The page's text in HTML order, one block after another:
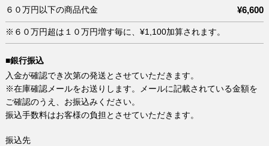
６０万円以下の商品代金 ¥6,600
※６０万円超は１０万円増す毎に、¥1,100加算されます。
■銀行振込
入金が確認でき次第の発送とさせていただきます。
※在庫確認メールをお送りします。メールに記載されている金額を
ご確認のうえ、お振込みください。
振込手数料はお客様の負担とさせていただきます。
振込先